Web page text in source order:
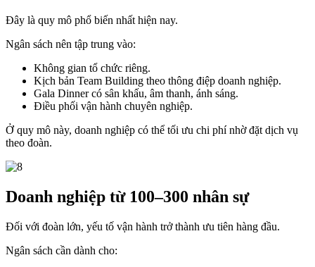
Đây là quy mô phổ biến nhất hiện nay.
Ngân sách nên tập trung vào:
Không gian tổ chức riêng.
Kịch bản Team Building theo thông điệp doanh nghiệp.
Gala Dinner có sân khấu, âm thanh, ánh sáng.
Điều phối vận hành chuyên nghiệp.
Ở quy mô này, doanh nghiệp có thể tối ưu chi phí nhờ đặt dịch vụ
theo đoàn.
Doanh nghiệp từ 100–300 nhân sự
Đối với đoàn lớn, yếu tố vận hành trở thành ưu tiên hàng đầu.
Ngân sách cần dành cho: